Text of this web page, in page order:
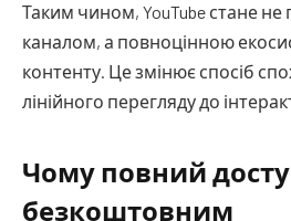
Таким чином, YouTube стане
каналом, а повноцінною
контенту. Це змінює спосіб
лінійного перегляду до
Чому повний
безкоштовним